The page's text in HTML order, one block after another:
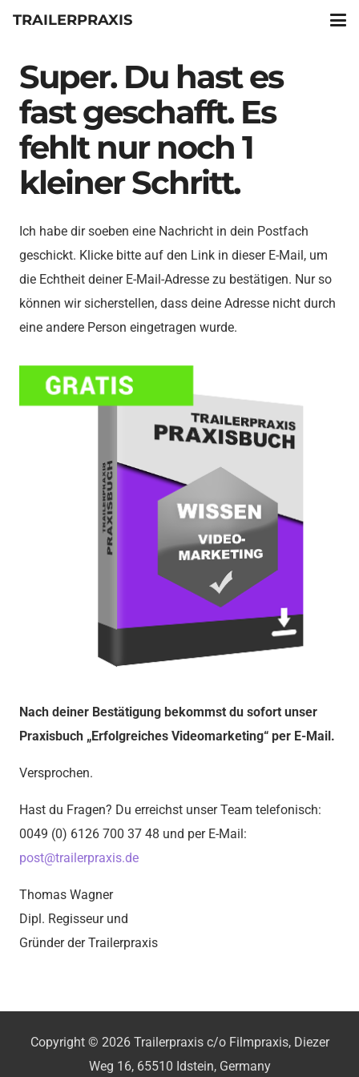
TRAILERPRAXIS
Super. Du hast es
fast geschafft. Es
fehlt nur noch 1
kleiner Schritt.
Ich habe dir soeben eine Nachricht in dein Postfach
geschickt. Klicke bitte auf den Link in dieser E-Mail, um
die Echtheit deiner E-Mail-Adresse zu bestätigen. Nur so
können wir sicherstellen, dass deine Adresse nicht durch
eine andere Person eingetragen wurde.
Nach deiner Bestätigung bekommst du sofort unser
Praxisbuch „Erfolgreiches Videomarketing“ per E-Mail.
Versprochen.
Hast du Fragen? Du erreichst unser Team telefonisch:
0049 (0) 6126 700 37 48 und per E-Mail:
post@trailerpraxis.de
Thomas Wagner
Dipl. Regisseur und
Gründer der Trailerpraxis
Copyright © 2026 Trailerpraxis c/o Filmpraxis, Diezer
Weg 16, 65510 Idstein, Germany